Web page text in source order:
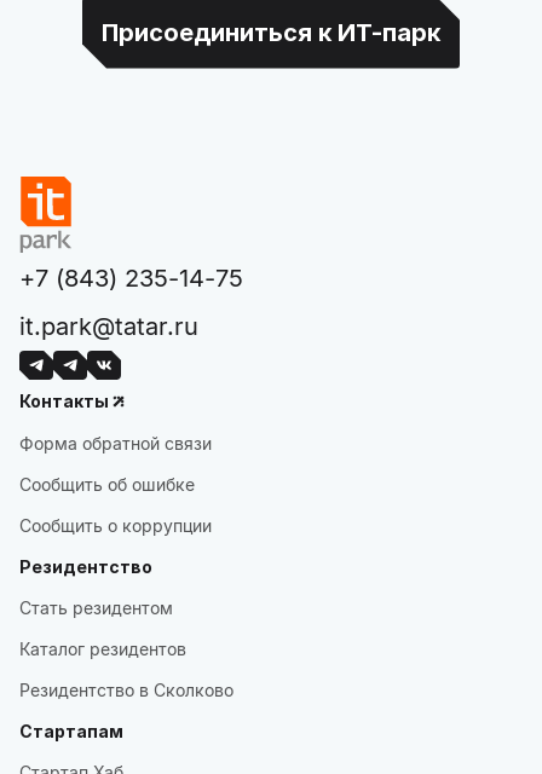
Присоединиться к ИТ-парк
+7 (843) 235-14-75
it.park@tatar.ru
Контакты
Форма обратной связи
Сообщить об ошибке
Сообщить о коррупции
Резидентство
Стать резидентом
Каталог резидентов
Резидентство в Сколково
Стартапам